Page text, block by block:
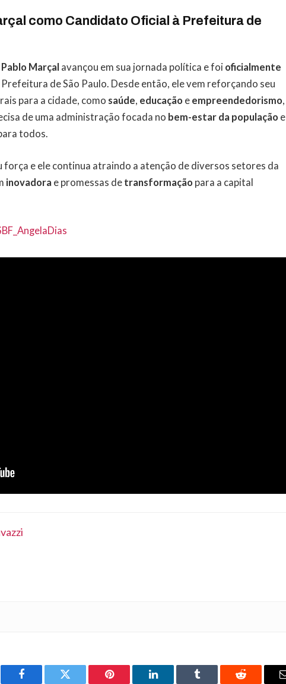
como Candidato Oficial à Prefeitura de
Pablo Marçal avançou em sua jornada política e foi oficialmente
de São Paulo. Desde então, ele vem reforçando seu
para a cidade, como saúde, educação e empreendedorismo,
de uma administração focada no bem-estar da população e
todos.
força e ele continua atraindo a atenção de diversos setores da
inovadora e promessas de transformação para a capital